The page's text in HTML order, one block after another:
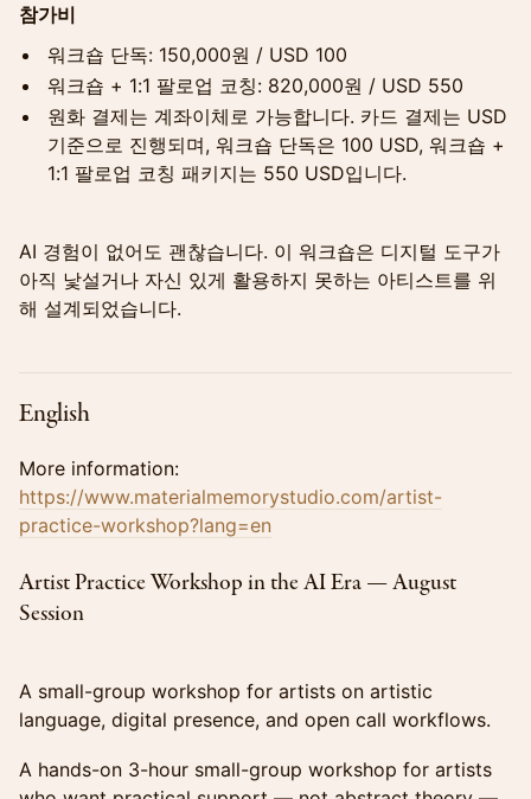
참가비
워크숍 단독: 150,000원 / USD 100
워크숍 + 1:1 팔로업 코칭: 820,000원 / USD 550
원화 결제는 계좌이체로 가능합니다. 카드 결제는 USD
기준으로 진행되며, 워크숍 단독은 100 USD, 워크숍 +
1:1 팔로업 코칭 패키지는 550 USD입니다.
AI 경험이 없어도 괜찮습니다. 이 워크숍은 디지털 도구가
아직 낯설거나 자신 있게 활용하지 못하는 아티스트를 위
해 설계되었습니다.
English
More information:
https://www.materialmemorystudio.com/artist-
practice-workshop?lang=en
Artist Practice Workshop in the AI Era — August
Session
A small-group workshop for artists on artistic
language, digital presence, and open call workflows.
A hands-on 3-hour small-group workshop for artists